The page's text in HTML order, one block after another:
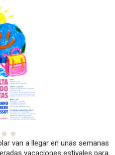
van a llegar en unas semanas
vacaciones estivales para